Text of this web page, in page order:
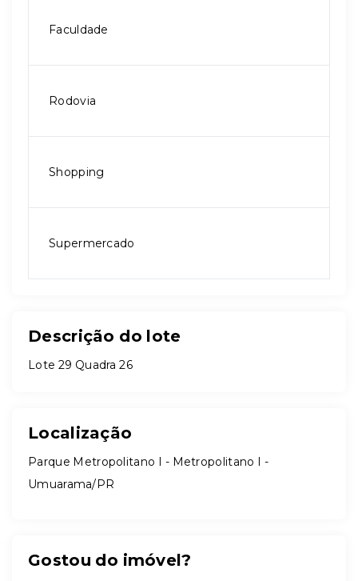
Faculdade
Rodovia
Shopping
Supermercado
Descrição do lote
Lote 29 Quadra 26
Localização
Parque Metropolitano I - Metropolitano I -
Umuarama/PR
Gostou do imóvel?